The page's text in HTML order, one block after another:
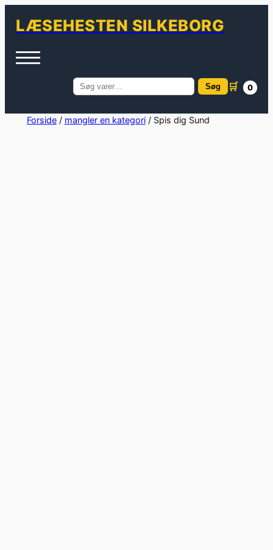
LÆSEHESTEN SILKEBORG
Søg
Søg 🛒 0
SpringForside/ mangler en kategori/ Spis dig Sund